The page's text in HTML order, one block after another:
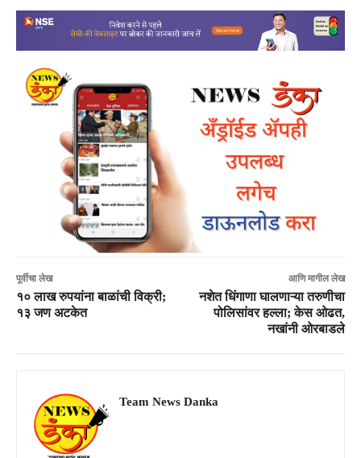
पूर्वीचा लेख
१० लाख रुपयांना बाळांची विक्री;
१३ जण अटकेत
आणि मागील लेख
नशेत धिंगाणा घालणाऱ्या तरुणीचा
पोलिसांवर हल्ला; केस ओढत,
नखांनी ओरबाडले
Team News Danka